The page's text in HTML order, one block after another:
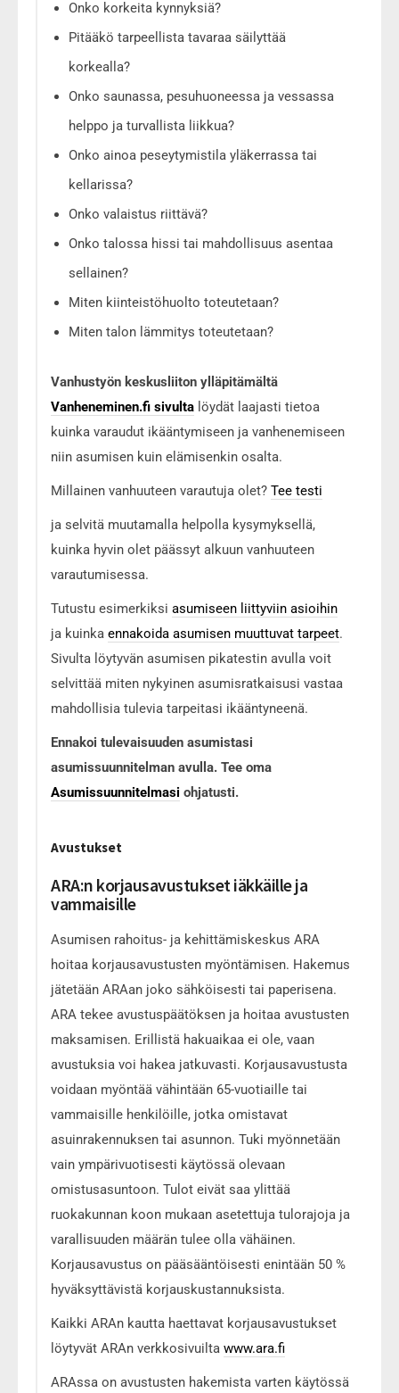
Onko korkeita kynnyksiä?
Pitääkö tarpeellista tavaraa säilyttää
korkealla?
Onko saunassa, pesuhuoneessa ja vessassa
helppo ja turvallista liikkua?
Onko ainoa peseytymistila yläkerrassa tai
kellarissa?
Onko valaistus riittävä?
Onko talossa hissi tai mahdollisuus asentaa
sellainen?
Miten kiinteistöhuolto toteutetaan?
Miten talon lämmitys toteutetaan?
Vanhustyön keskusliiton ylläpitämältä
Vanheneminen.fi sivulta löydät laajasti tietoa
kuinka varaudut ikääntymiseen ja vanhenemiseen
niin asumisen kuin elämisenkin osalta.
Millainen vanhuuteen varautuja olet? Tee testi
ja selvitä muutamalla helpolla kysymyksellä,
kuinka hyvin olet päässyt alkuun vanhuuteen
varautumisessa.
Tutustu esimerkiksi asumiseen liittyviin asioihin
ja kuinka ennakoida asumisen muuttuvat tarpeet.
Sivulta löytyvän asumisen pikatestin avulla voit
selvittää miten nykyinen asumisratkaisusi vastaa
mahdollisia tulevia tarpeitasi ikääntyneenä.
Ennakoi tulevaisuuden asumistasi
asumissuunnitelman avulla. Tee oma
Asumissuunnitelmasi ohjatusti.
Avustukset
ARA:n korjausavustukset iäkkäille ja
vammaisille
Asumisen rahoitus- ja kehittämiskeskus ARA
hoitaa korjausavustusten myöntämisen. Hakemus
jätetään ARAan joko sähköisesti tai paperisena.
ARA tekee avustuspäätöksen ja hoitaa avustusten
maksamisen. Erillistä hakuaikaa ei ole, vaan
avustuksia voi hakea jatkuvasti. Korjausavustusta
voidaan myöntää vähintään 65-vuotiaille tai
vammaisille henkilöille, jotka omistavat
asuinrakennuksen tai asunnon. Tuki myönnetään
vain ympärivuotisesti käytössä olevaan
omistusasuntoon. Tulot eivät saa ylittää
ruokakunnan koon mukaan asetettuja tulorajoja ja
varallisuuden määrän tulee olla vähäinen.
Korjausavustus on pääsääntöisesti enintään 50 %
hyväksyttävistä korjauskustannuksista.
Kaikki ARAn kautta haettavat korjausavustukset
löytyvät ARAn verkkosivuilta www.ara.fi
ARAssa on avustusten hakemista varten käytössä